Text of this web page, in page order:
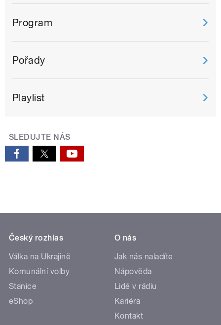
Program
Pořady
Playlist
SLEDUJTE NÁS
Český rozhlas
Válka na Ukrajině
Komunální volby
Stanice
eShop
O nás
Jak nás naladíte
Nápověda
Lidé v rádiu
Kariéra
Kontakt